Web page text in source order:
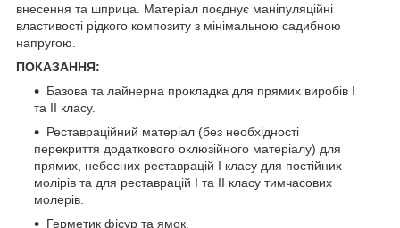
внесення та шприца. Матеріал поєднує маніпуляційні
властивості рідкого композиту з мінімальною садибною
напругою.
ПОКАЗАННЯ:
Базова та лайнерна прокладка для прямих виробів І
та ІІ класу.
Реставраційний матеріал (без необхідності
перекриття додаткового оклюзійного матеріалу) для
прямих, небесних реставрацій І класу для постійних
молірів та для реставрацій І та ІІ класу тимчасових
молерів.
Герметик фісур та ямок.